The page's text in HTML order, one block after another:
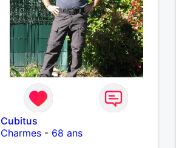
Cubitus
Charmes- 68 ans